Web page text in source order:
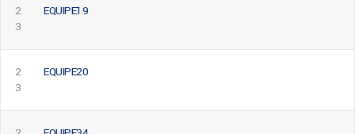
2
3
EQUIPE19
2
3
EQUIPE20